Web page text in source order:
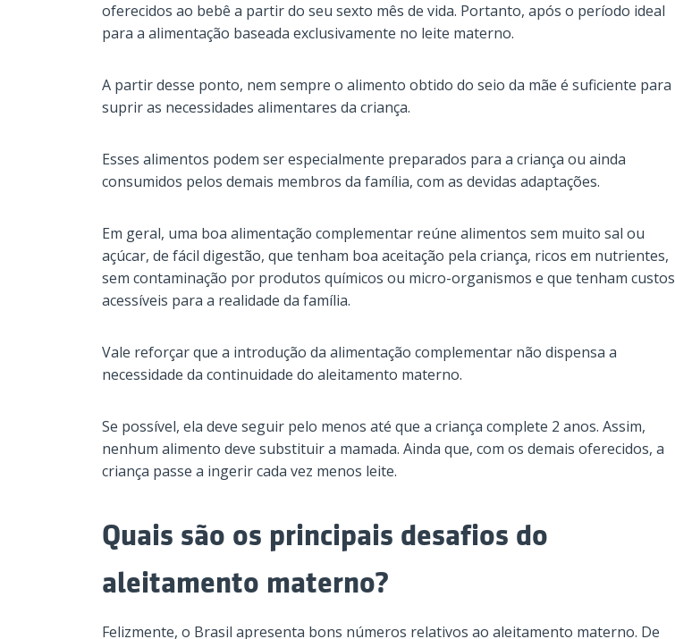
oferecidos ao bebê a partir do seu sexto mês de vida. Portanto, após o período ideal
para a alimentação baseada exclusivamente no leite materno.
A partir desse ponto, nem sempre o alimento obtido do seio da mãe é suficiente para
suprir as necessidades alimentares da criança.
Esses alimentos podem ser especialmente preparados para a criança ou ainda
consumidos pelos demais membros da família, com as devidas adaptações.
Em geral, uma boa alimentação complementar reúne alimentos sem muito sal ou
açúcar, de fácil digestão, que tenham boa aceitação pela criança, ricos em nutrientes,
sem contaminação por produtos químicos ou micro-organismos e que tenham custos
acessíveis para a realidade da família.
Vale reforçar que a introdução da alimentação complementar não dispensa a
necessidade da continuidade do aleitamento materno.
Se possível, ela deve seguir pelo menos até que a criança complete 2 anos. Assim,
nenhum alimento deve substituir a mamada. Ainda que, com os demais oferecidos, a
criança passe a ingerir cada vez menos leite.
Quais são os principais desafios do
aleitamento materno?
Felizmente, o Brasil apresenta bons números relativos ao aleitamento materno. De